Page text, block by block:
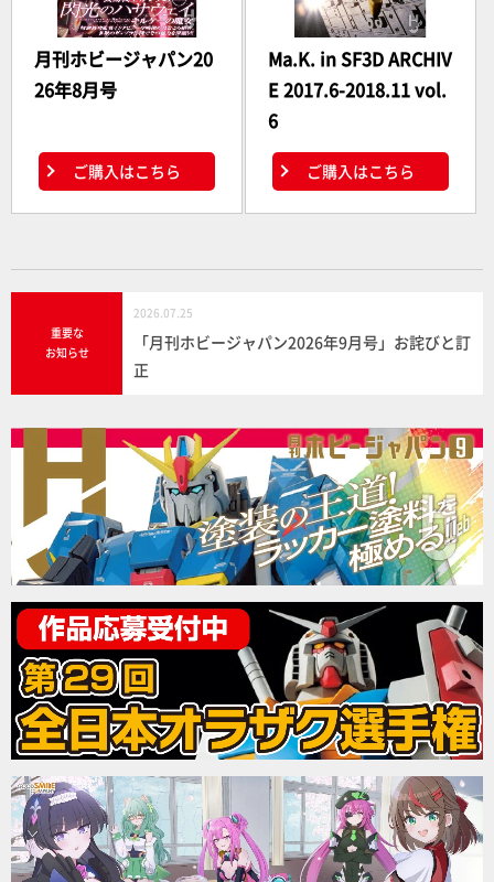
月刊ホビージャパン20
26年8月号
ご購入はこちら
Ma.K. in SF3D ARCHIV
E 2017.6-2018.11 vol.
6
ご購入はこちら
重要な
お知らせ
2026.07.25
「月刊ホビージャパン2026年9月号」お詫びと訂
正